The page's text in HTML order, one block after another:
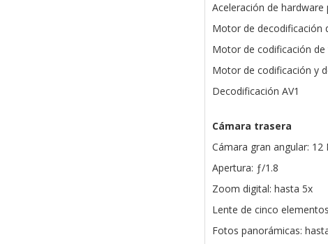
Aceleración de hardware
Motor de decodificación
Motor de codificación de
Motor de codificación y
Decodificación AV1
Cámara trasera
Cámara gran angular: 12
Apertura: ƒ/1.8
Zoom digital: hasta 5x
Lente de cinco elementos
Fotos panorámicas: